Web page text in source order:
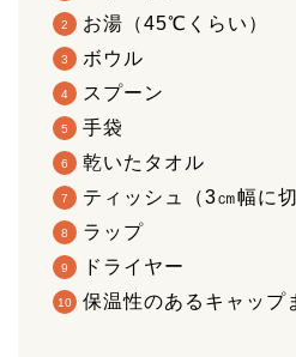
お湯（45℃くらい）
ボウル
スプーン
手袋
乾いたタオル
ティッシュ（3㎝幅に
ラップ
ドライヤー
保温性のあるキャップ